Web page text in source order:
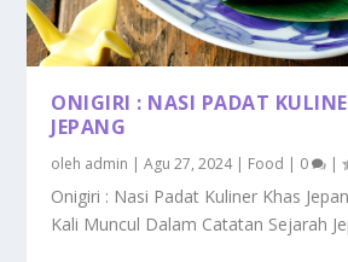
ONIGIRI : NASI PADAT
JEPANG
oleh admin |Agu 27, 2024| Food | 0 |
Onigiri : Nasi Padat Kuliner Khas
Kali Muncul Dalam Catatan Sejarah